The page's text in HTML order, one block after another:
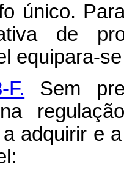
único.
de
equipara-
F. Sem
adquirir e